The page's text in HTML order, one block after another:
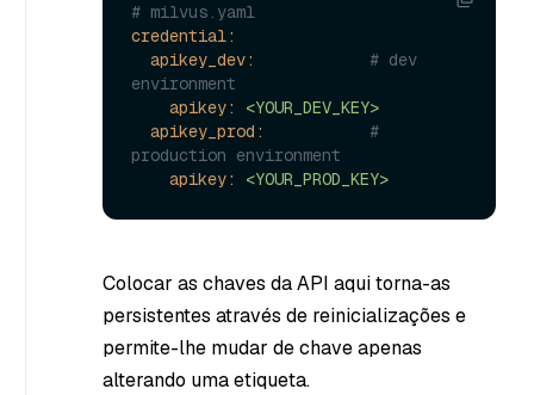
# milvus.yaml
credential:
apikey_dev:
# dev
environment
apikey:
<YOUR_DEV_KEY>
apikey_prod:
#
production environment
apikey:
<YOUR_PROD_KEY>
Colocar as chaves da API aqui torna-as
persistentes através de reinicializações e
permite-lhe mudar de chave apenas
alterando uma etiqueta.